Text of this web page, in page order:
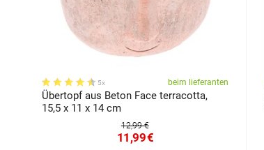
5x beim lieferanten
Übertopf aus Beton Face terracotta,
15,5 x 11 x 14 cm
12,99 €
11,99€